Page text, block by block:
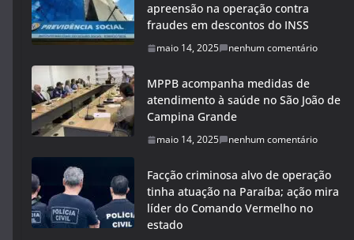
apreensão na operação contra
fraudes em descontos do INSS
maio 14, 2025 nenhum comentário
MPPB acompanha medidas de
atendimento à saúde no São João de
Campina Grande
maio 14, 2025 nenhum comentário
Facção criminosa alvo de operação
tinha atuação na Paraíba; ação mira
líder do Comando Vermelho no
estado